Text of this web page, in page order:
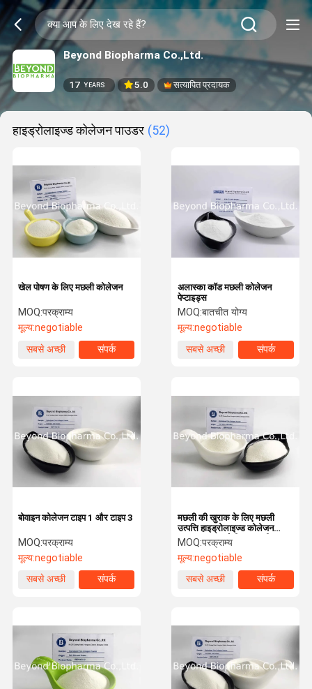
Beyond Biopharma Co.,Ltd.
17 YEARS 5.0 सत्यापित प्रदायक
हाइड्रोलाइज्ड कोलेजन पाउडर (52)
खेल पोषण के लिए मछली कोलेजन
MOQ:परक्राम्य
मूल्य:negotiable
सबसे अच्छी
संपर्क
अलास्का कॉड मछली कोलेजन
पेप्टाइड्स
MOQ:बातचीत योग्य
मूल्य:negotiable
सबसे अच्छी
संपर्क
बोवाइन कोलेजन टाइप 1 और टाइप 3
MOQ:परक्राम्य
मूल्य:negotiable
सबसे अच्छी
संपर्क
मछली की खुराक के लिए मछली
उत्पत्ति हाइड्रोलाइज्ड कोलेजन
पाउडर 90% प्रोटीन सामग्री
MOQ:परक्राम्य
मूल्य:negotiable
सबसे अच्छी
संपर्क